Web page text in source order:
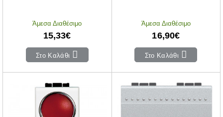
Άμεσα Διαθέσιμο
15,33€
Στο Καλάθι
Άμεσα Διαθέσιμο
16,90€
Στο Καλάθι